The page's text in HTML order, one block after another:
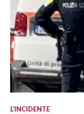
L’INCIDENTE